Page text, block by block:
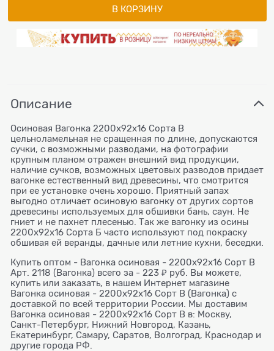
В КОРЗИНУ
Описание
Осиновая Вагонка 2200x92x16 Сорта В
цельноламельная не сращенная по длине, допускаются
сучки, с возможными разводами, на фотографии
крупным планом отражен внешний вид продукции,
наличие сучков, возможных цветовых разводов придает
вагонке естественный вид древесины, что смотрится
при ее установке очень хорошо. Приятный запах
выгодно отличает осиновую вагонку от других сортов
древесины используемых для обшивки бань, саун. Не
гниет и не пахнет плесенью. Так же вагонку из осины
2200x92x16 Сорта Б часто используют под покраску
обшивая ей веранды, дачные или летние кухни, беседки.
Купить оптом - Вагонка осиновая - 2200x92x16 Сорт В
Арт. 2118 (Вагонка) всего за - 223 ₽ руб. Вы можете,
купить или заказать, в нашем Интернет магазине
Вагонка осиновая - 2200x92x16 Сорт В (Вагонка) с
доставкой по всей территории России. Мы доставим
Вагонка осиновая - 2200x92x16 Сорт В в: Москву,
Санкт-Петербург, Нижний Новгород, Казань,
Екатеринбург, Самару, Саратов, Волгоград, Краснодар и
другие города РФ.